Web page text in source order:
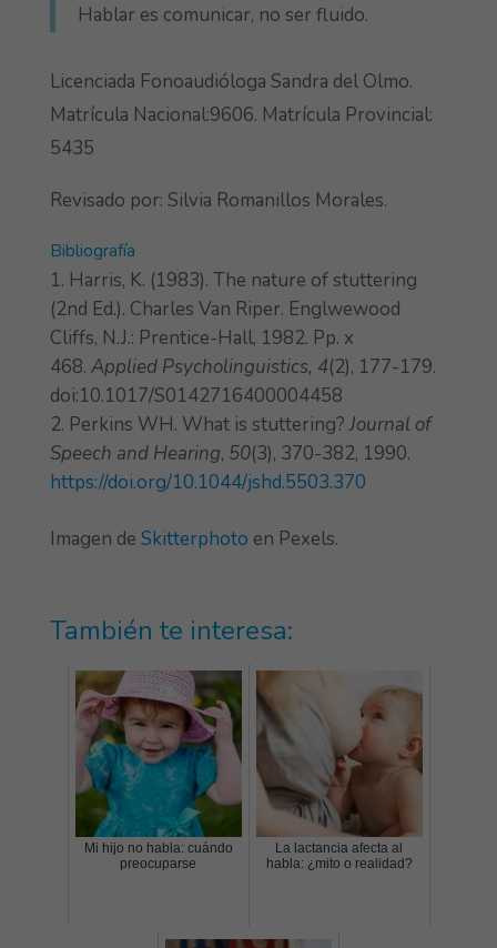
Hablar es comunicar, no ser fluido.
Licenciada Fonoaudióloga Sandra del Olmo.
Matrícula Nacional:9606. Matrícula Provincial:
5435
Revisado por: Silvia Romanillos Morales.
Bibliografía
Harris, K. (1983). The nature of stuttering
(2nd Ed.). Charles Van Riper. Englwewood
Cliffs, N.J.: Prentice-Hall, 1982. Pp. x
468. Applied Psycholinguistics, 4(2), 177-179.
doi:10.1017/S0142716400004458
Perkins WH. What is stuttering?Journal of
Speech and Hearing, 50(3), 370-382, 1990.
https://doi.org/10.1044/jshd.5503.370
Imagen de Skitterphoto en Pexels.
También te interesa:
Mi hijo no habla: cuándo
preocuparse
La lactancia afecta al
habla: ¿mito o realidad?